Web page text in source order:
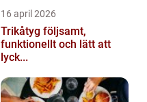
16 april 2026
Trikåtyg följsamt,
funktionellt och lätt att
lyck...